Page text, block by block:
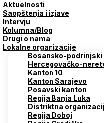
Aktuelnosti
Saopštenja i izjave
Intervju
Kolumna/Blog
Drugi o nama
Lokalne organizacije
Bosansko-podrinjski
Hercegovačko-
Kanton 10
Kanton Sarajevo
Posavski kanton
Regija Banja Luka
Distriktna
Regija Doboj